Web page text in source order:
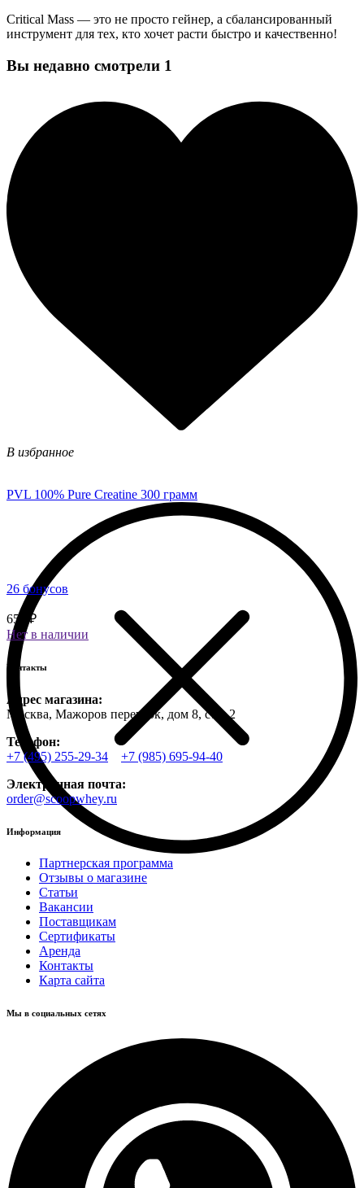
Critical Mass — это не просто гейнер, а сбалансированный
инструмент для тех, кто хочет расти быстро и качественно!
Вы недавно смотрели 1
В избранное
PVL 100% Pure Creatine 300 грамм
26 бонусов
650 ₽
Нет в наличии
Контакты
Адрес магазина:
Москва, Мажоров переулок, дом 8, стр. 2
Телефон:
+7 (495) 255-29-34
+7 (985) 695-94-40
Электронная почта:
order@scoopwhey.ru
Информация
Партнерская программа
Отзывы о магазине
Статьи
Вакансии
Поставщикам
Сертификаты
Аренда
Контакты
Карта сайта
Мы в социальных сетях